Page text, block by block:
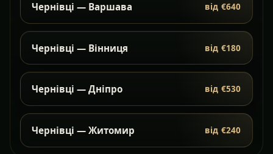
Чернівці — Варшава від €640
Чернівці — Вінниця від €180
Чернівці — Дніпро від €530
Чернівці — Житомир від €240